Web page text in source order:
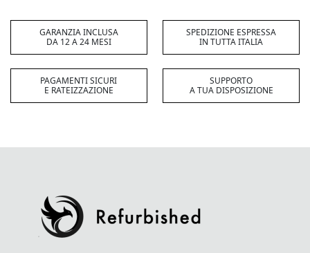
GARANZIA INCLUSA
DA 12 A 24 MESI
SPEDIZIONE ESPRESSA
IN TUTTA ITALIA
PAGAMENTI SICURI
E RATEIZZAZIONE
SUPPORTO
A TUA DISPOSIZIONE